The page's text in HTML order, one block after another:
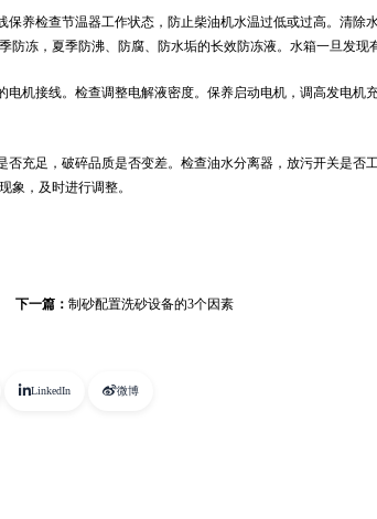
养检查节温器工作状态，防止柴油机水温过低或过高。清除
防冻，夏季防沸、防腐、防水垢的长效防冻液。水箱一旦发现
机接线。检查调整电解液密度。保养启动电机，调高发电机
充足，破碎品质是否变差。检查油水分离器，放污开关是否
象，及时进行调整。
下一篇： 制砂配置洗砂设备的3个因素
LinkedIn 微博